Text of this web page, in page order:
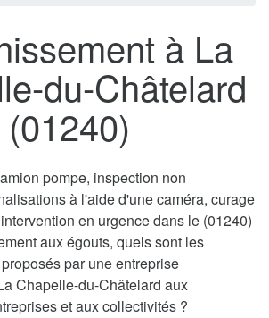
à La
du-Châtelard
(01240)
pompe, inspection non
à l'aide d'une caméra, curage
en urgence dans le (01240)
aux égouts, quels sont les
par une entreprise
Chapelle-du-Châtelard aux
et aux collectivités ?